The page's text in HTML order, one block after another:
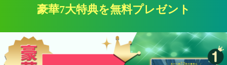
豪華7大特典を無料プレゼント